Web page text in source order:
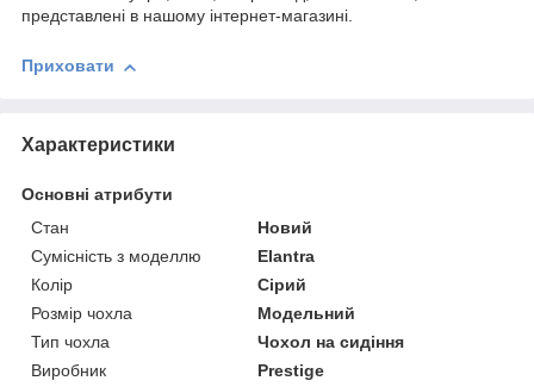
представлені в нашому інтернет-магазині.
Приховати
Характеристики
Основні атрибути
Стан
Новий
Сумісність з моделлю
Elantra
Колір
Сірий
Розмір чохла
Модельний
Тип чохла
Чохол на сидіння
Виробник
Prestige